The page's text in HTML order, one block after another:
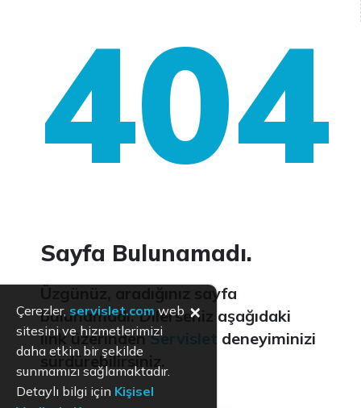
404
Sayfa Bulunamadı.
Üzgünüz, aradığınız sayfa
bulunamadı. Dilerseniz aşağıdaki
link üzerindenServislet deneyiminizi
sürdürebilirsiniz.
Çerezler, servislet.com web
sitesini ve hizmetlerimizi
daha etkin bir şekilde
sunmamızı sağlamaktadır.
Detaylı bilgi için Kişisel
×